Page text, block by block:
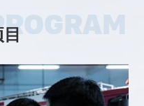
目